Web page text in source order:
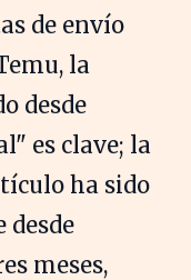
de envío
la
desde
es clave; la
ha sido
desde
meses,